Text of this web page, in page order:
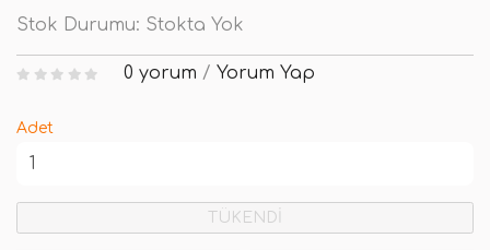
Stok Durumu: Stokta Yok
0 yorum / Yorum Yap
Adet
TÜKENDİ